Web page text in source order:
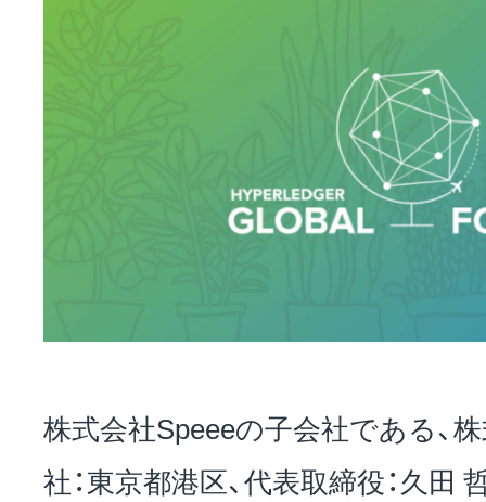
お問い合わせ
EVENT
株式会社Speeeの子会社である、
社：東京都港区、代表取締役：久田